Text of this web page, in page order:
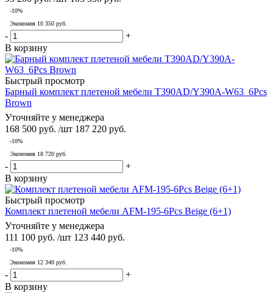
-10%
Экономия 10 350 руб.
-
+
В корзину
Быстрый просмотр
Барный комплект плетеной мебели T390AD/Y390A-W63_6Pcs
Brown
Уточняйте у менеджера
168 500 руб. /шт 187 220 руб.
-10%
Экономия 18 720 руб.
-
+
В корзину
Быстрый просмотр
Комплект плетеной мебели AFM-195-6Pcs Beige (6+1)
Уточняйте у менеджера
111 100 руб. /шт 123 440 руб.
-10%
Экономия 12 340 руб.
-
+
В корзину